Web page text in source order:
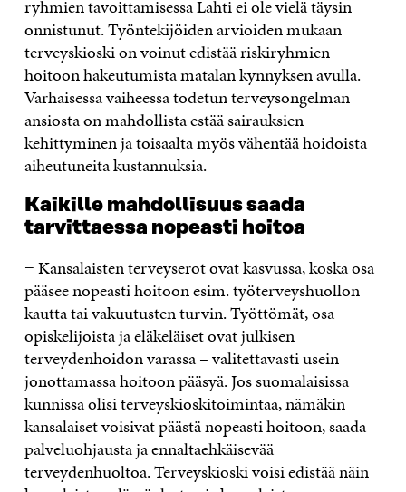
ryhmien tavoittamisessa Lahti ei ole vielä täysin
onnistunut. Työntekijöiden arvioiden mukaan
terveyskioski on voinut edistää riskiryhmien
hoitoon hakeutumista matalan kynnyksen avulla.
Varhaisessa vaiheessa todetun terveysongelman
ansiosta on mahdollista estää sairauksien
kehittyminen ja toisaalta myös vähentää hoidoista
aiheutuneita kustannuksia.
Kaikille mahdollisuus saada
tarvittaessa nopeasti hoitoa
− Kansalaisten terveyserot ovat kasvussa, koska osa
pääsee nopeasti hoitoon esim. työterveyshuollon
kautta tai vakuutusten turvin. Työttömät, osa
opiskelijoista ja eläkeläiset ovat julkisen
terveydenhoidon varassa – valitettavasti usein
jonottamassa hoitoon pääsyä. Jos suomalaisissa
kunnissa olisi terveyskioskitoimintaa, nämäkin
kansalaiset voisivat päästä nopeasti hoitoon, saada
palveluohjausta ja ennaltaehkäisevää
terveydenhuoltoa. Terveyskioski voisi edistää näin